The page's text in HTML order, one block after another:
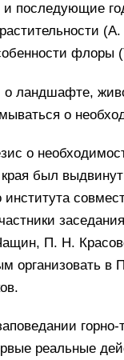
последующие
флоры
о ландшафте,
о
о
был
института
П. Н.
организовать в
реальные